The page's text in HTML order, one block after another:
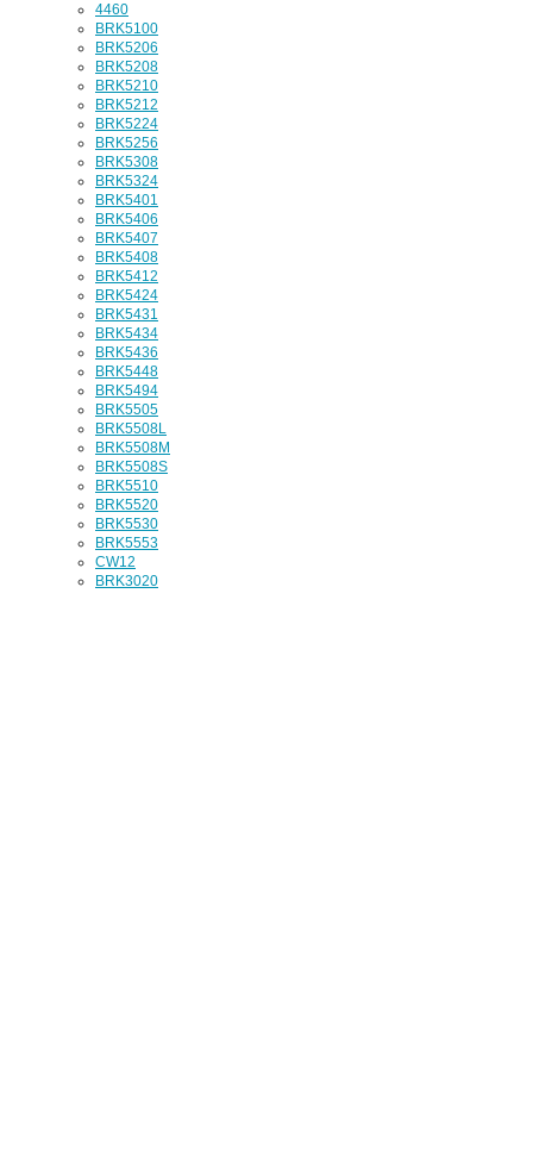
4460
BRK5100
BRK5206
BRK5208
BRK5210
BRK5212
BRK5224
BRK5256
BRK5308
BRK5324
BRK5401
BRK5406
BRK5407
BRK5408
BRK5412
BRK5424
BRK5431
BRK5434
BRK5436
BRK5448
BRK5494
BRK5505
BRK5508L
BRK5508M
BRK5508S
BRK5510
BRK5520
BRK5530
BRK5553
CW12
BRK3020